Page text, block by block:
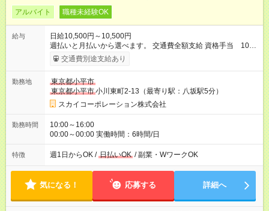
アルバイト 職種未経験OK
給与
日給10,500円～10,500円
週払いと月払いから選べます。 交通費全額支給 資格手当 1000
円/日 交通誘導2級保持者は、指定現場の配置日以外でも資格手
当が別途1000円つきます！ 月22日勤務以上で割増手当あり
給与は本採用時と同じです。
交通費別途支給あり
勤務地
東京都小平市
東京都小平市小川東町2-13（最寄り駅：八坂駅5分）
スカイコーポレーション株式会社
勤務時間
10:00～16:00
00:00～00:00 実働時間：6時間/日
特徴 週1日からOK / 日払いOK / 副業・WワークOK
気になる！ 応募する 詳細へ